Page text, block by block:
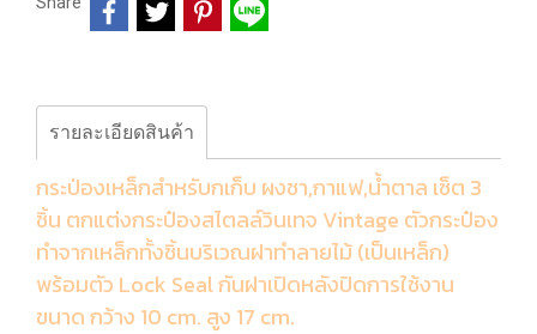
รายละเอียดสินค้า
กระป่องเหล็กสำหรับกเก็บ ผงชา,กาแฟ,น้ำตาล เซ็ต 3
ชิ้น ตกแต่งกระป๋องสไตลล์วินเทจ Vintage ตัวกระป๋อง
ทำจากเหล็กทั้งชิ้นบริเวณฝาทำลายไม้ (เป็นเหล็ก)
พร้อมตัว Lock Seal กันฝาเปิดหลังปิดการใช้งาน
ขนาด กว้าง 10 cm. สูง 17 cm.